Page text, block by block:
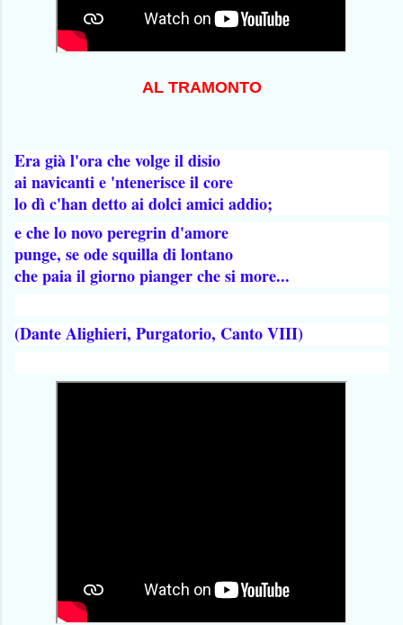
AL TRAMONTO
Era già l'ora che volge il disio
ai navicanti e 'ntenerisce il core
lo dì c'han detto ai dolci amici addio;
e che lo novo peregrin d'amore
punge, se ode squilla di lontano
che paia il giorno pianger che si more...
(Dante Alighieri, Purgatorio, Canto VIII)